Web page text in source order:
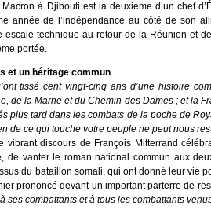
Macron à Djibouti est la deuxième d’un chef
année de l’indépendance au côté de son
escale technique au retour de la Réunion et
portée.
et un héritage commun
tissé cent vingt-cinq ans d’une histoire
de la Marne et du Chemin des Dames ; et la
plus tard dans les combats de la poche de
de ce qui touche votre peuple ne peut nous
vibrant discours de François Mitterrand
de vanter le roman national commun aux
du bataillon somali, qui ont donné leur vie
prononcé devant un important parterre de
ses combattants et à tous les combattants